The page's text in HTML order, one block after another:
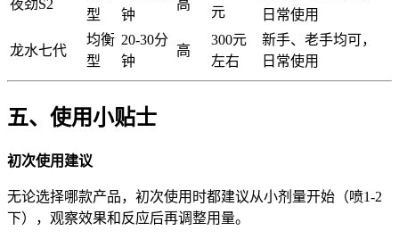
夜劲S2
型
钟
高
元
日常使用
龙水七代
均衡
型
20-30分
钟
高
300元
左右
新手、老手均可，
日常使用
五、使用小贴士
初次使用建议
无论选择哪款产品，初次使用时都建议从小剂量开始（喷1-2
下），观察效果和反应后再调整用量。